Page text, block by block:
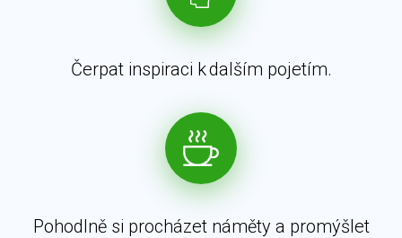
Čerpat inspiraci k dalším pojetím.
Pohodlně si procházet náměty a promýšlet